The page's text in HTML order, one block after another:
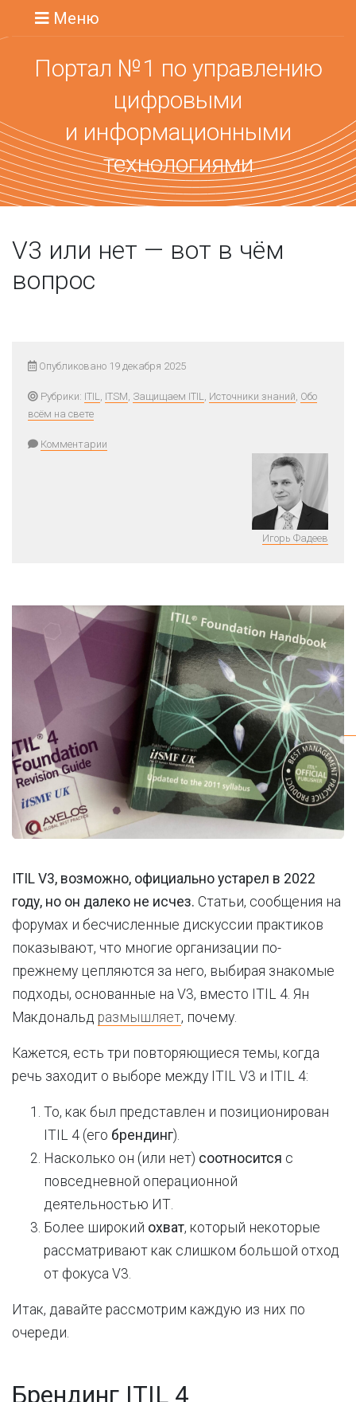
Меню
Портал №1 по управлению
цифровыми
и информационными
технологиями
V3 или нет — вот в чём
вопрос
Опубликовано 19 декабря 2025
Рубрики: ITIL, ITSM, Защищаем ITIL, Источники знаний, Обо
всём на свете
Комментарии
Игорь Фадеев
ITIL V3, возможно, официально устарел в 2022
году, но он далеко не исчез. Статьи, сообщения на
форумах и бесчисленные дискуссии практиков
показывают, что многие организации по-
прежнему цепляются за него, выбирая знакомые
подходы, основанные на V3, вместо ITIL 4. Ян
Макдональд размышляет, почему.
Кажется, есть три повторяющиеся темы, когда
речь заходит о выборе между ITIL V3 и ITIL 4:
То, как был представлен и позиционирован
ITIL 4 (его брендинг).
Насколько он (или нет) соотносится с
повседневной операционной
деятельностью ИТ.
Более широкий охват, который некоторые
рассматривают как слишком большой отход
от фокуса V3.
Итак, давайте рассмотрим каждую из них по
очереди.
Брендинг ITIL 4